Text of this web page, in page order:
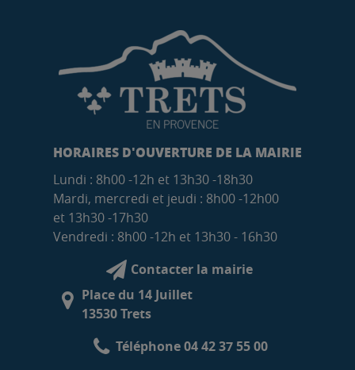
HORAIRES D'OUVERTURE DE LA MAIRIE
Lundi : 8h00 -12h et 13h30 -18h30
Mardi, mercredi et jeudi : 8h00 -12h00
et 13h30 -17h30
Vendredi : 8h00 -12h et 13h30 - 16h30
Contacter la mairie
Place du 14 Juillet
13530 Trets
Téléphone 04 42 37 55 00